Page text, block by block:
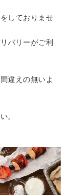
しておりませ
バリーがご利
違えの無いよ
。